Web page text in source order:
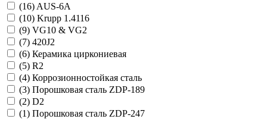
(16) AUS-6A
(10) Krupp 1.4116
(9) VG10 & VG2
(7) 420J2
(6) Керамика циркониевая
(5) R2
(4) Коррозионностойкая сталь
(3) Порошковая сталь ZDP-189
(2) D2
(1) Порошковая сталь ZDP-247